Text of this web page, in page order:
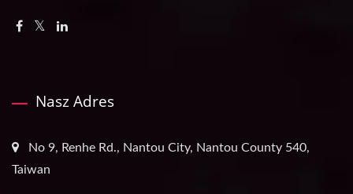
Nasz Adres
No 9, Renhe Rd., Nantou City, Nantou County 540,
Taiwan